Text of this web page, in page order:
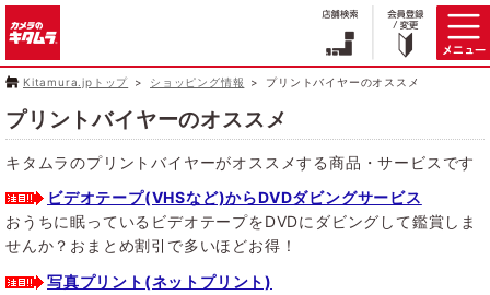
Kitamura.jpトップ ショッピング情報 プリントバイヤーのオススメ
プリントバイヤーのオススメ
キタムラのプリントバイヤーがオススメする商品・サービスです
ビデオテープ(VHSなど)からDVDダビングサービス
おうちに眠っているビデオテープをDVDにダビングして鑑賞しま
せんか？おまとめ割引で多いほどお得！
写真プリント(ネットプリント)